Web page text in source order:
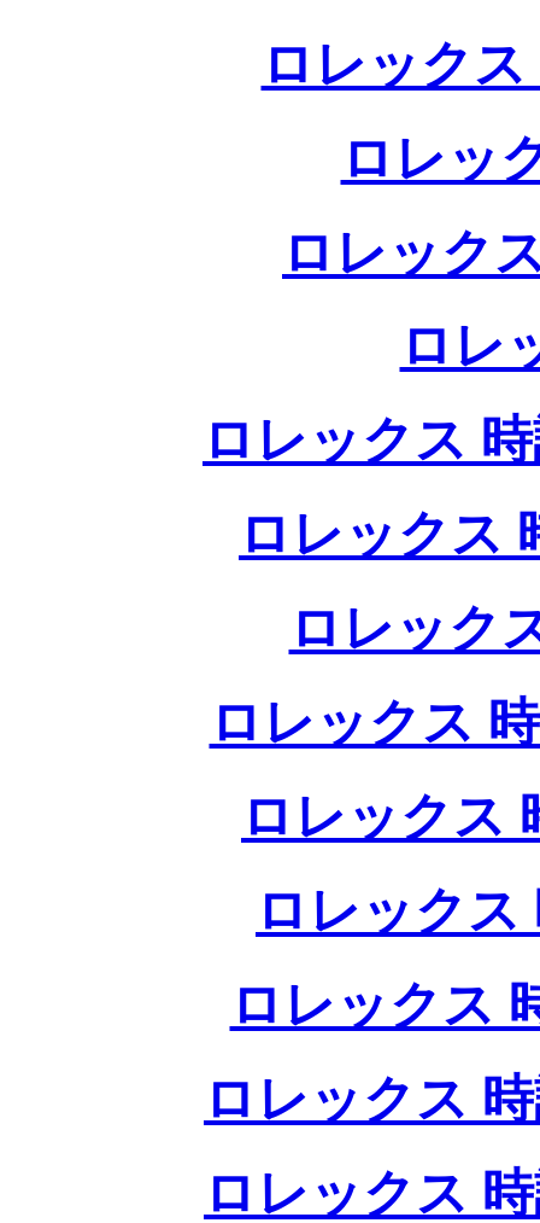
ロレック
ロレッ
ロレック
ロレ
ロレックス
ロレックス
ロレック
ロレックス
ロレックス
ロレックス
ロレックス
ロレックス
ロレックス